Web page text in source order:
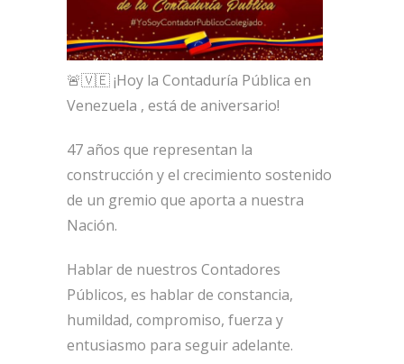
🚨🇻🇪 ¡Hoy la Contaduría Pública en
Venezuela , está de aniversario!
47 años que representan la
construcción y el crecimiento sostenido
de un gremio que aporta a nuestra
Nación.
Hablar de nuestros Contadores
Públicos, es hablar de constancia,
humildad, compromiso, fuerza y
entusiasmo para seguir adelante.